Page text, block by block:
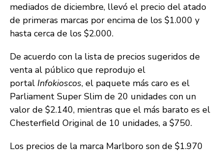
mediados de diciembre, llevó el precio del atado
de primeras marcas por encima de los $1.000 y
hasta cerca de los $2.000.
De acuerdo con la lista de precios sugeridos de
venta al público que reprodujo el
portal Infokioscos, el paquete más caro es el
Parliament Super Slim de 20 unidades con un
valor de $2.140, mientras que el más barato es el
Chesterfield Original de 10 unidades, a $750.
Los precios de la marca Marlboro son de $1.970